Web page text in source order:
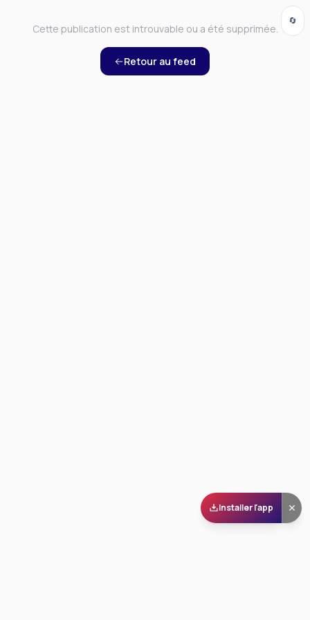
Cette publication est introuvable ou a été supprimée.
Retour au feed
Installer l'app
🔄